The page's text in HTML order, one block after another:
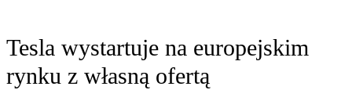
Tesla wystartuje na europejskim
rynku z własną ofertą